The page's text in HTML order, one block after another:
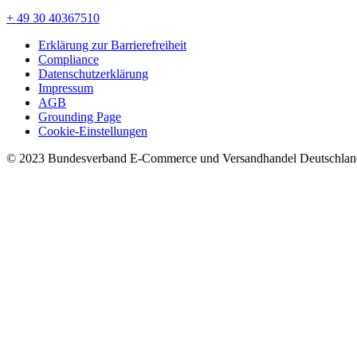
+ 49 30 40367510
Erklärung zur Barrierefreiheit
Compliance
Datenschutzerklärung
Impressum
AGB
Grounding Page
Cookie-Einstellungen
© 2023 Bundesverband E-Commerce und Versandhandel